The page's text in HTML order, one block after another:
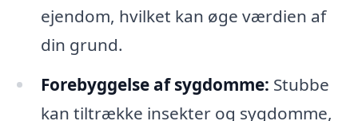
ejendom, hvilket kan øge værdien af
din grund.
Forebyggelse af sygdomme: Stubbe
kan tiltrække insekter og sygdomme,